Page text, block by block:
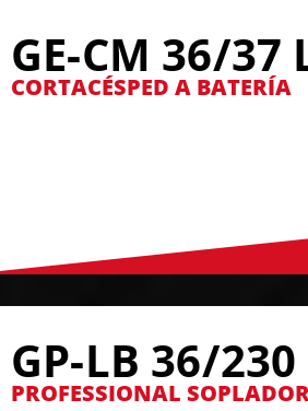
GE-CM 36/37
CORTACÉSPED A BATERÍA
GP-LB 36/230
PROFESSIONAL